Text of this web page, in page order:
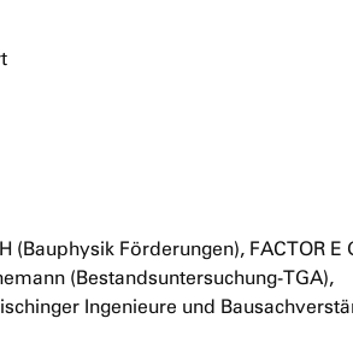
(Bauphysik Förderungen), FACTOR E
(Bestandsuntersuchung-TGA),
Ingenieure und